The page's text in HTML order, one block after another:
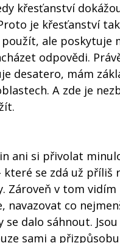
křesťanství
je křesťanství
ale poskytuje
odpovědi.
desatero, mám
A zde je
ani si přivolat
se zdá už příliš
Zároveň v tom vidím
navazovat co
dalo sáhnout. Jsou
sami a